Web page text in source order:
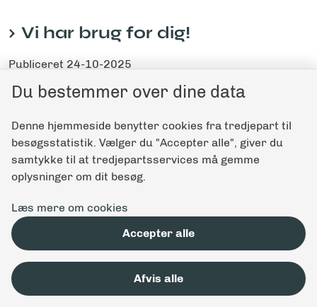
Vi har brug for dig!
Publiceret 24-10-2025
Frivillig
Du bestemmer over dine data
Denne hjemmeside benytter cookies fra tredjepart til
besøgsstatistik. Vælger du "Accepter alle", giver du
samtykke til at tredjepartsservices må gemme
oplysninger om dit besøg.
Læs mere om cookies
Accepter alle
Afvis alle